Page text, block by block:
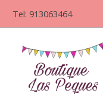
Tel: 913063464